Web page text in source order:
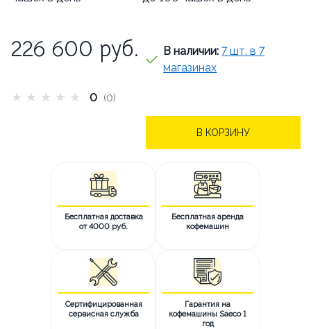
ОБ АРЕНДЕ
226 600 руб. В наличии:7 шт. в 7
магазинах
★ ★ ★ ★ ★ 0 (0)
В КОРЗИНУ
Бесплатная доставка
от 4000 руб.
Бесплатная аренда
кофемашин
Сертифицированная
сервисная служба
Гарантия на
кофемашины Saeco 1
год